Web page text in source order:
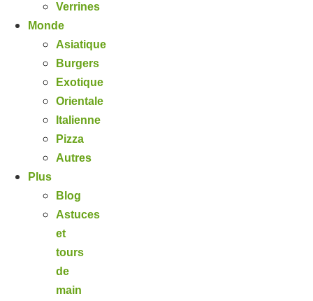
Verrines
Monde
Asiatique
Burgers
Exotique
Orientale
Italienne
Pizza
Autres
Plus
Blog
Astuces
et
tours
de
main